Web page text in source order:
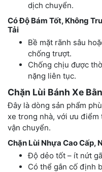
dịch chuyển.
Có Độ Bám Tốt, Không
Tải
Bề mặt rãnh sâu
chống trượt.
Chống chịu được
nặng liên tục.
Chặn Lùi Bánh Xe
Đây là dòng sản phẩm
xe trong nhà, với ưu
vận chuyển.
Chặn Lùi Nhựa Cao Cấp,
Độ dẻo tốt – ít nứt
Có thể gắn cố định